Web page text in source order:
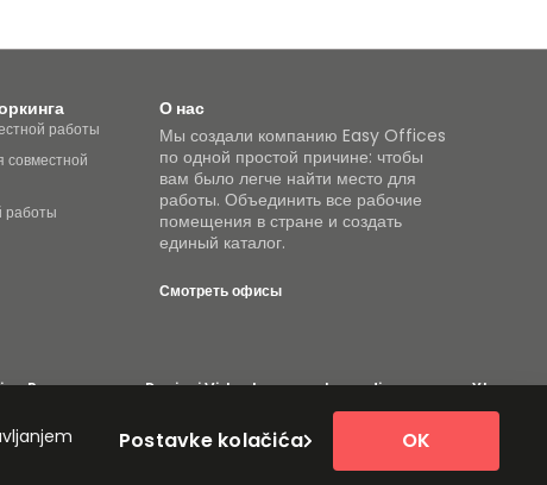
работы
работы
О нас
Мы создали компанию Easy Offices
по одной простой причине: чтобы
вам было легче найти место для
работы. Объединить все рабочие
помещения в стране и создать
единый каталог.
Смотреть офисы
Rooms Davinci Virtual Incendium Yta
Easy Offices, 2026 г. Все права защищены.
Postavke kolačića OK